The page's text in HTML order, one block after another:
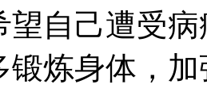
望自己遭受
锻炼身体，